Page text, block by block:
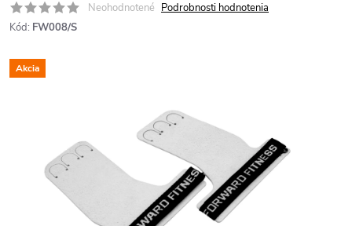
Neohodnotené Podrobnosti hodnotenia
Kód: FW008/S
Akcia